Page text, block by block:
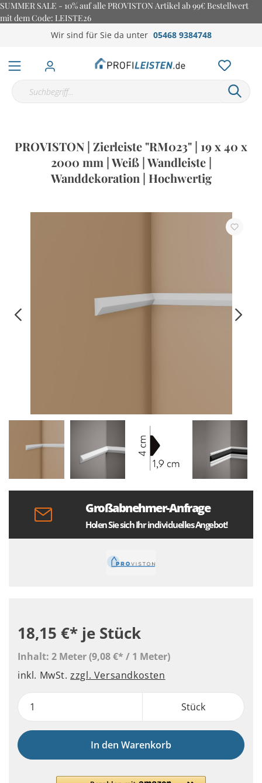
SUMMER SALE - 10% auf alle PROVISTON Artikel ab 99€ Bestellwert
mit dem Code: LEISTE26
Wir sind für Sie da unter 05468 9384748
PROVISTON | Zierleiste "RM023" | 19 x 40 x
2000 mm | Weiß | Wandleiste |
Wanddekoration | Hochwertig
Großabnehmer-Anfrage
Holen Sie sich Ihr individuelles Angebot!
18,15 €* je Stück
Inhalt: 2 Meter(9,08 €* / 1 Meter)
inkl. MwSt.zzgl. Versandkosten
Stück
In den Warenkorb